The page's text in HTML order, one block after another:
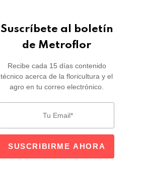
Suscríbete al boletín
de Metroflor
Recibe cada 15 días contenido
técnico acerca de la floricultura y el
agro en tu correo electrónico.